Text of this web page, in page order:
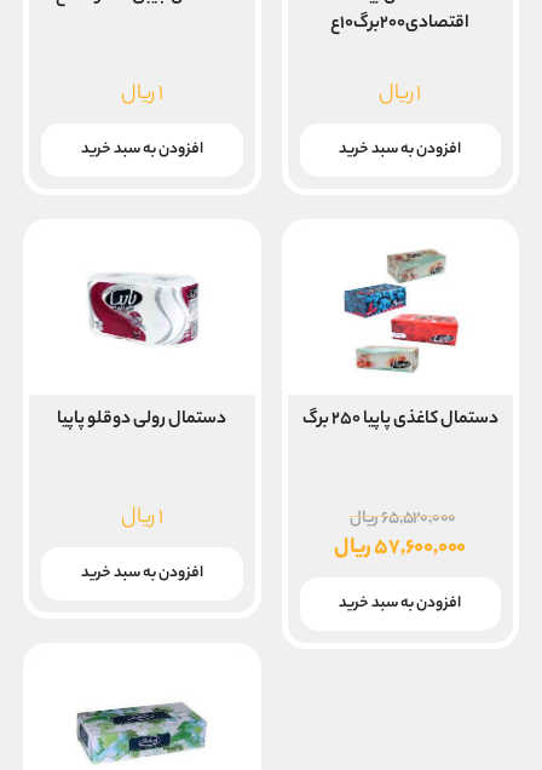
اقتصادی۲۰۰برگ۱۰ع
۱ریال
افزودن به سبد خرید
۱ریال
افزودن به سبد خرید
دستمال کاغذی پاپیا ۲۵۰ برگ
۶۵,۵۲۰,۰۰۰ریال
اصلی
۶۵,۵۲۰,۰۰۰ ریال
بود.
۵۷,۶۰۰,۰۰۰ریال
فعلی
افزودن به سبد خرید
دستمال رولی دوقلو پاپیا
۱ریال
افزودن به سبد خرید